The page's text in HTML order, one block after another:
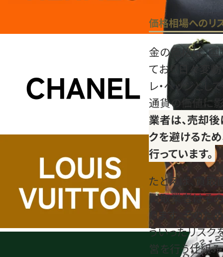
価格相場へのリ
金の価格は、
ており日々変動
レ・ヘッジと
通貨の価値に
業者は、売却
クを避けるた
行っています。
たとえば、買
買取業者はそ
ります。その
ういったリスク
営を行う仕組